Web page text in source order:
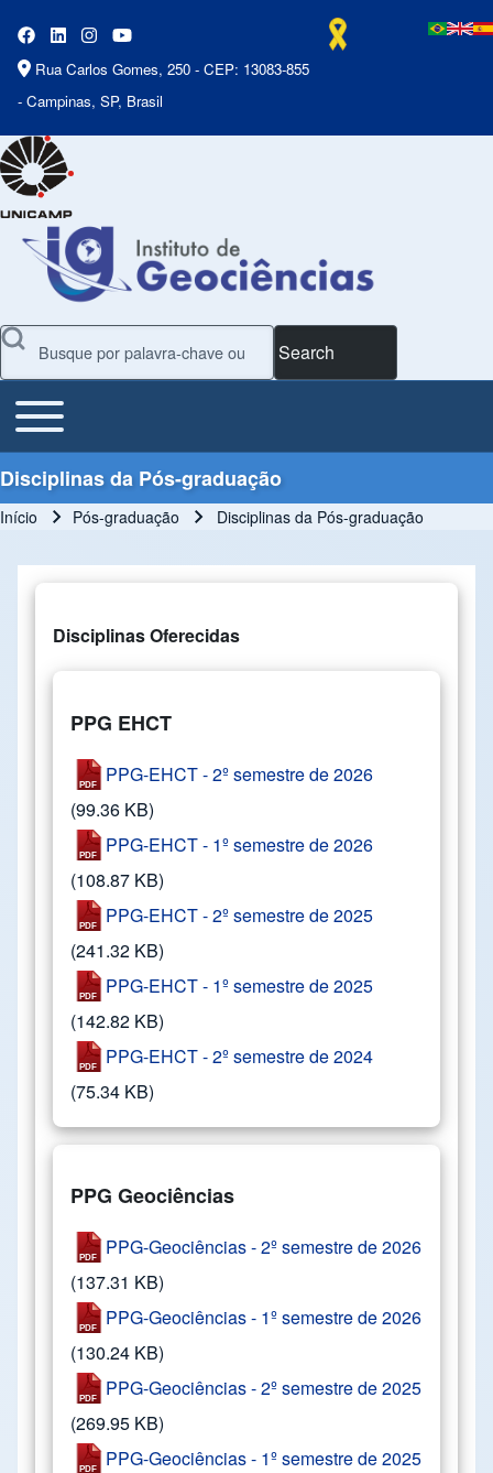
Rua Carlos Gomes, 250 - CEP: 13083-855
- Campinas, SP, Brasil
Search
Main Menu
Toggle main menu
Disciplinas da Pós-graduação
Início Pós-graduação Disciplinas da Pós-graduação
Disciplinas Oferecidas
PPG EHCT
PPG-EHCT - 2º semestre de 2026
(99.36 KB)
PPG-EHCT - 1º semestre de 2026
(108.87 KB)
PPG-EHCT - 2º semestre de 2025
(241.32 KB)
PPG-EHCT - 1º semestre de 2025
(142.82 KB)
PPG-EHCT - 2º semestre de 2024
(75.34 KB)
PPG Geociências
PPG-Geociências - 2º semestre de 2026
(137.31 KB)
PPG-Geociências - 1º semestre de 2026
(130.24 KB)
PPG-Geociências - 2º semestre de 2025
(269.95 KB)
PPG-Geociências - 1º semestre de 2025